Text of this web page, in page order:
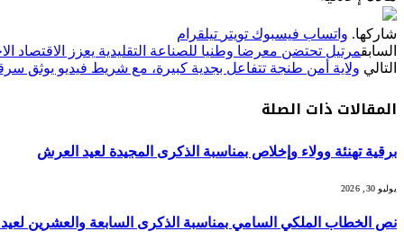
شاركها. واتساب فيسبوك تويتر تيلقرام
السابقمرتيل تحتضن معرضا وطنيا للصناعة التقليدية يعزز الاقتصاد
التالي ولاية أمن طنجة تتفاعل بجدية كبيرة، مع شريط فيديو يوثق
المقالات ذات الصلة
برقية تهنئة وولاء وإخلاص بمناسبة الذكرى المجيدة لعيد العرش
يوليو 30, 2026
نص الخطاب الملكي السامي بمناسبة الذكرى السابعة والعشرين